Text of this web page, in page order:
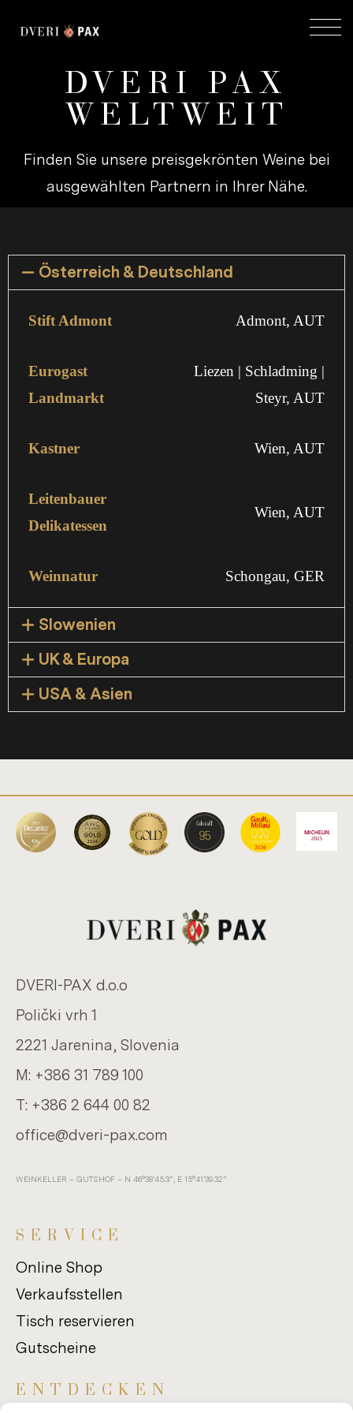
DVERI PAX
WELTWEIT
Fin­den Sie un­se­re preis­ge­krön­ten Weine bei
aus­ge­wähl­ten Part­nern in Ihrer Nähe.
Österreich & Deutschland
Stift Admont Admont, AUT
Eurogast
Landmarkt
Liezen | Schladming |
Steyr, AUT
Kastner Wien, AUT
Leitenbauer
Delikatessen
Wien, AUT
Weinnatur Schongau, GER
Slowenien
UK & Europa
USA & Asien
DVERI-​PAX d.o.o
Polički vrh 1
2221 Ja­re­ni­na, Slo­ve­nia
M: +386 31 789 100
T: +386 2 644 00 82
of­fice@dveri-​pax.com
WEIN­KEL­LER – GUTS­HOF – N 46°38’45.3”, E 15°41’39.32”
SER­VICE
Online Shop
Verkaufsstellen
Tisch reservieren
Gutscheine
ENT­DE­CKEN